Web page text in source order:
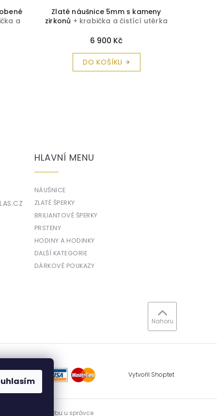
a
Zlaté náušnice 5mm s kameny
zirkonů + krabička a čistící utěrka
6 900 Kč
DO KOŠÍKU
HLAVNÍ MENU
NÁUŠNICE
ZLATÉ ŠPERKY
BRILIANTOVÉ ŠPERKY
PRSTENY
HODINY A HODINKY
DALŠÍ KATEGORIE
DÁRKOVÉ POUKAZY
Vytvořil Shoptet
Nahoru
přijatou tržbu u správce